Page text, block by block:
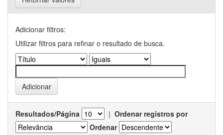
Adicionar filtros:
Utilizar filtros para refinar o resultado de busca.
Resultados/Página | Ordenar registros por
Ordenar